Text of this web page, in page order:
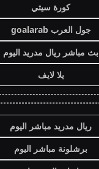
كورة سيتي
جول العرب goalarab
بث مباشر ريال مدريد اليوم
يلا لايف
ريال مدريد مباشر اليوم
برشلونة مباشر اليوم